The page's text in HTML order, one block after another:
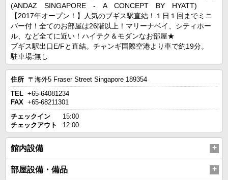
(ANDAZ SINGAPORE - A CONCEPT BY HYATT)
【2017年オープン！】人気のブギス駅直結！１日１回までミニ
バー付！全てのお部屋は26階以上！マリーナベイ、シティホー
ル、など全てに近い！ハイテク＆モダンなお部屋★
ブギス駅出口E/Fと直結。チャンギ国際空港より車で約19分。
駐車場:無し
住所 〒海外5 Fraser Street Singapore 189354
TEL
FAX
+65-64081234
+65-68211301
チェックイン
15:00
チェックアウト
12:00
館内設備
部屋設備・備品